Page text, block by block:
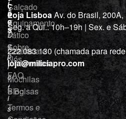
i
a
“
D
e
p
r
o
f
i
s
Calçado
Equipamento
Tático
Cutelaria e
ferramentas
Mochilas
e Bolsas
ç
õ
e
s
Sobre
Nós
FAQ
Blog
Termos e
Loja LisboaAv. do Brasil,
Seg. a Qui.: 10h–19h | Sex. e
222 083 130 (chamada para
loja@miliciapro.com